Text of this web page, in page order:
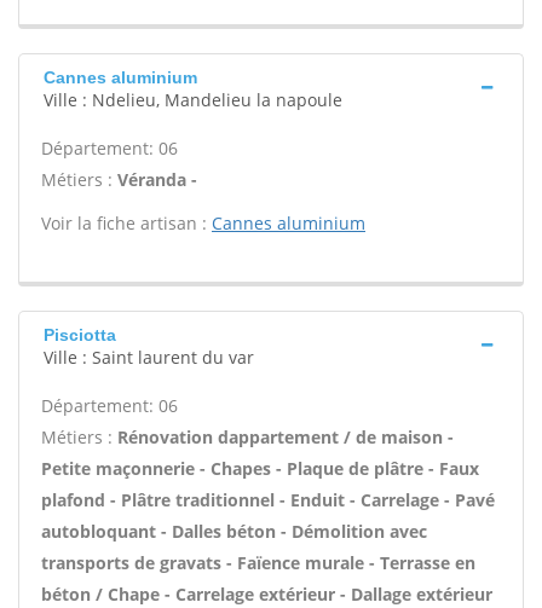
Cannes aluminium
Ville : Ndelieu, Mandelieu la napoule
Département: 06
Métiers : Véranda -
Voir la fiche artisan : Cannes aluminium
Pisciotta
Ville : Saint laurent du var
Département: 06
Métiers : Rénovation dappartement / de maison -
Petite maçonnerie - Chapes - Plaque de plâtre - Faux
plafond - Plâtre traditionnel - Enduit - Carrelage - Pavé
autobloquant - Dalles béton - Démolition avec
transports de gravats - Faïence murale - Terrasse en
béton / Chape - Carrelage extérieur - Dallage extérieur